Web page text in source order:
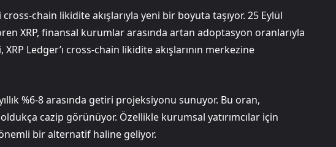
chain likidite akışlarıyla yeni bir boyuta taşıyor. 25 Eylül
XRP, finansal kurumlar arasında artan adoptasyon oranlarıyla
Ledger’ı cross-chain likidite akışlarının merkezine
%6-8 arasında getiri projeksiyonu sunuyor. Bu oran,
cazip görünüyor. Özellikle kurumsal yatırımcılar için
bir alternatif haline geliyor.